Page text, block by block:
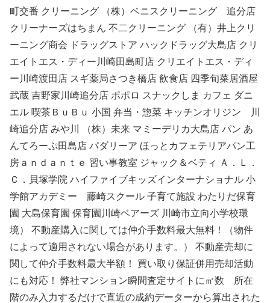
町交番 クリーニング （株）ベニスクリーニング 追分店
クリーナーズはちまん 不二クリーニング （有）井上クリ
ーニング商会 ドラッグストア ハックドラッグ大島店 クリ
エイトエス・ディー川崎田島町店 クリエイトエス・ディ
ー川崎渡田店 スギ薬局さつき橋店 飲食店 四季旬菜居酒屋
武蔵 吉野家川崎追分店 ポポロ スナックしま カフェ ダニ
エル 喫茶ＢｕＢｕ 小国 弁当・惣菜 キッチンオリジン 川
崎追分店 みや川 （株）未来 マミーデリカ大島店 パン あ
んてろーぷ田島店 パダリーア ほっとカフェテリアパン工
房ａｎｄａｎｔｅ 習い事教室 ジャック＆ベティ Ａ．Ｌ．
Ｃ．貝塚学院 ハイファイブキッズインターナショナル 小
学館アカデミー 藤崎スクール 子育て施設 わたりだ保育
園 大島保育園 保育園川崎ベアーズ 川崎市立向小学校環
境） 不動産購入に関しては仲介手数料最大無料！（物件
によって適用されない場合があります。） 不動産売却に
関して仲介手数料最大半額！ 買い取り保証併用売却活動
にも対応！ 弊社マンション瞬間査定サイトに㎡数 所在
階のみ入力するだけで直近の成約データーから算出された